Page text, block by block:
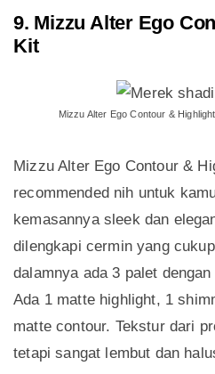
9. Mizzu Alter Ego
Kit
Mizzu Alter Ego Contour &
Mizzu Alter Ego Contour &
recommended nih untuk
kemasannya sleek dan
dilengkapi cermin yang
dalamnya ada 3 palet
Ada 1 matte highlight, 1
matte contour. Tekstur dari
tetapi sangat lembut dan